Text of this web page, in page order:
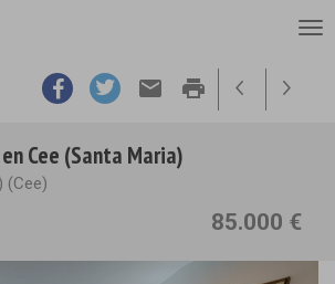
email print
Cee (Santa Maria)
(Cee)
85.000 €